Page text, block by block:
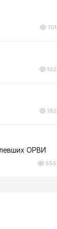
701
192
192
ОРВИ
556